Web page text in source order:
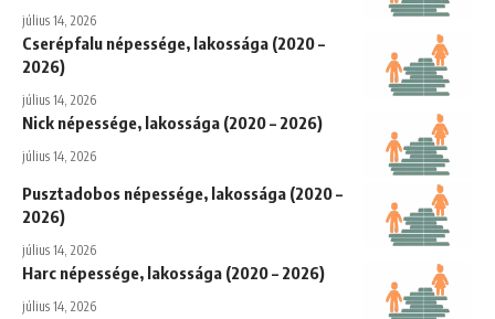
július 14, 2026
Cserépfalu népessége, lakossága (2020 –
2026)
július 14, 2026
Nick népessége, lakossága (2020 – 2026)
július 14, 2026
Pusztadobos népessége, lakossága (2020 –
2026)
július 14, 2026
Harc népessége, lakossága (2020 – 2026)
július 14, 2026